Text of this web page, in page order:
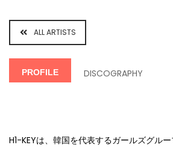
ALL ARTISTS
PROFILE DISCOGRAPHY
H1-KEYは、韓国を代表するガールズグル